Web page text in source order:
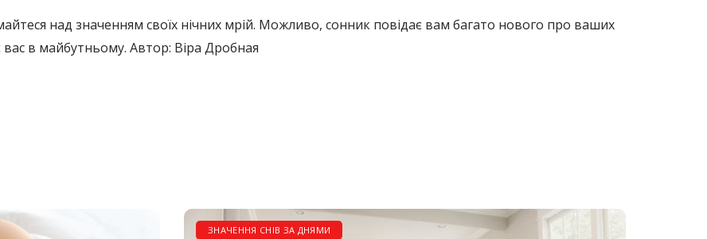
над значенням своїх нічних мрій. Можливо, сонник повідає вам багато нового про ваших
в майбутньому. Автор: Віра Дробная
ЗНАЧЕННЯ СНІВ ЗА ДНЯМИ